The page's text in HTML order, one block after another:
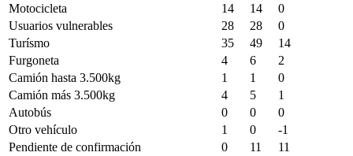
Motocicleta
14 14
0
Usuarios vulnerables
28 28
0
Turísmo
35 49
14
Furgoneta
4 6
2
Camión hasta 3.500kg
1 1
0
Camión más 3.500kg
4 5
1
Autobús
0 0
0
Otro vehículo
1 0
-1
Pendiente de confirmación
0 11
11